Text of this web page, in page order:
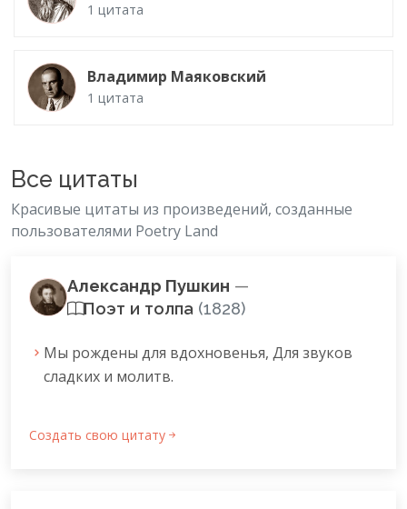
1 цитата
Владимир Маяковский
1 цитата
Все цитаты
Красивые цитаты из произведений, созданные
пользователями Poetry Land
Александр Пушкин —
Поэт и толпа (1828)
Мы рождены для вдохновенья, Для звуков
сладких и молитв.
Создать свою цитату